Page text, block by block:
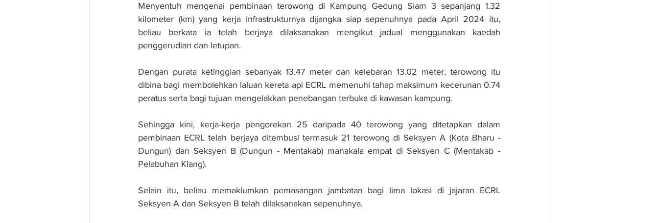
Menyentuh mengenai pembinaan terowong di Kampung Gedung Siam 3 sepanjang 1.32
kilometer (km) yang kerja infrastrukturnya dijangka siap sepenuhnya pada April 2024 itu,
beliau berkata ia telah berjaya dilaksanakan mengikut jadual menggunakan kaedah
penggerudian dan letupan.
Dengan purata ketinggian sebanyak 13.47 meter dan kelebaran 13.02 meter, terowong itu
dibina bagi membolehkan laluan kereta api ECRL memenuhi tahap maksimum kecerunan 0.74
peratus serta bagi tujuan mengelakkan penebangan terbuka di kawasan kampung.
Sehingga kini, kerja-kerja pengorekan 25 daripada 40 terowong yang ditetapkan dalam
pembinaan ECRL telah berjaya ditembusi termasuk 21 terowong di Seksyen A (Kota Bharu -
Dungun) dan Seksyen B (Dungun - Mentakab) manakala empat di Seksyen C (Mentakab -
Pelabuhan Klang).
Selain itu, beliau memaklumkan pemasangan jambatan bagi lima lokasi di jajaran ECRL
Seksyen A dan Seksyen B telah dilaksanakan sepenuhnya.